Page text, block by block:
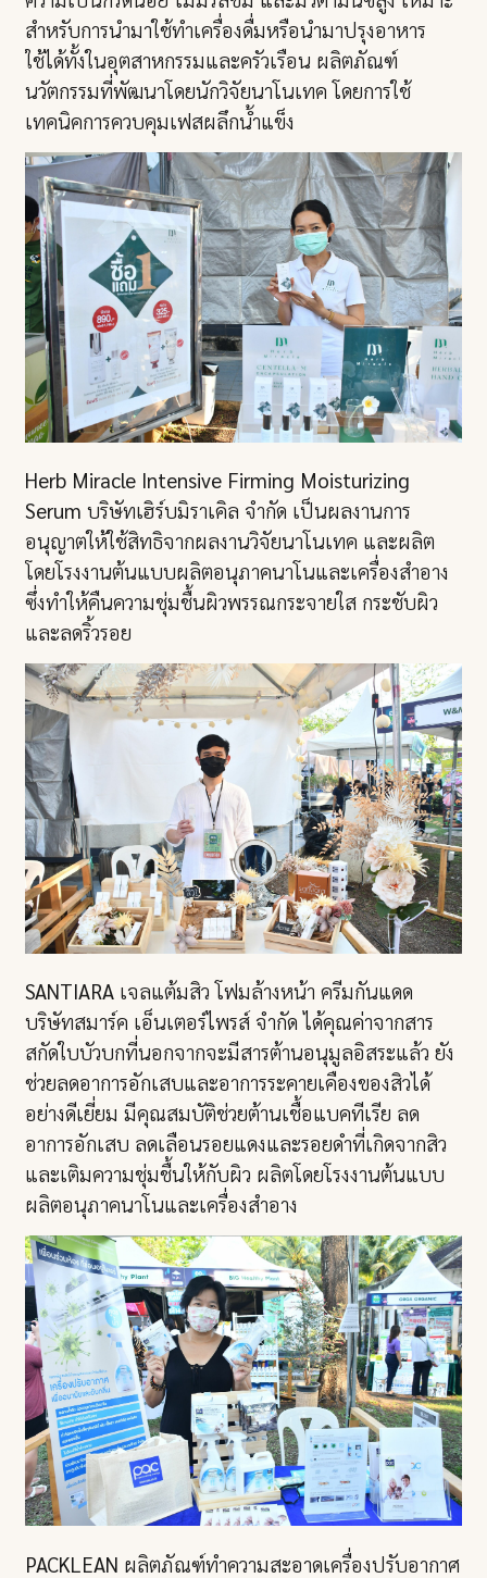
สำหรับการนำมาใช้ทำเครื่องดื่มหรือนำมาปรุงอาหาร
ใช้ได้ทั้งในอุตสาหกรรมและครัวเรือน ผลิตภัณฑ์
นวัตกรรมที่พัฒนาโดยนักวิจัยนาโนเทค โดยการใช้
เทคนิคการควบคุมเฟสผลึกน้ำแข็ง
Herb Miracle Intensive Firming Moisturizing
Serum บริษัทเฮิร์บมิราเคิล จำกัด เป็นผลงานการ
อนุญาตให้ใช้สิทธิจากผลงานวิจัยนาโนเทค และผลิต
โดยโรงงานต้นแบบผลิตอนุภาคนาโนและเครื่องสำอาง
ซึ่งทำให้คืนความชุ่มชื้นผิวพรรณกระจายใส กระชับผิว
และลดริ้วรอย
SANTIARA เจลแต้มสิว โฟมล้างหน้า ครีมกันแดด
บริษัทสมาร์ค เอ็นเตอร์ไพรส์ จำกัด ได้คุณค่าจากสาร
สกัดใบบัวบกที่นอกจากจะมีสารต้านอนุมูลอิสระแล้ว ยัง
ช่วยลดอาการอักเสบและอาการระคายเคืองของสิวได้
อย่างดีเยี่ยม มีคุณสมบัติช่วยต้านเชื้อแบคทีเรีย ลด
อาการอักเสบ ลดเลือนรอยแดงและรอยดำที่เกิดจากสิว
และเติมความชุ่มชื้นให้กับผิว ผลิตโดยโรงงานต้นแบบ
ผลิตอนุภาคนาโนและเครื่องสำอาง
PACKLEAN ผลิตภัณฑ์ทำความสะอาดเครื่องปรับอากาศ